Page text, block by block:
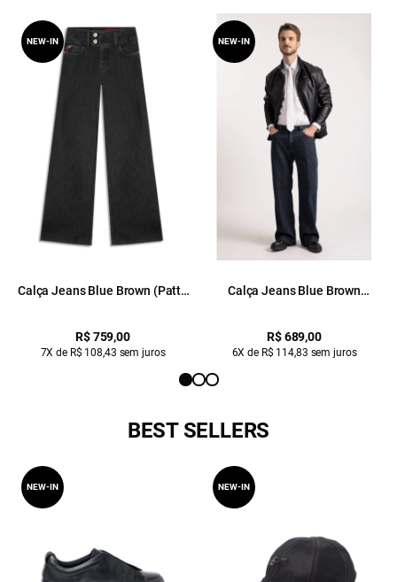
Calça Jeans Blue Brown (Patte
R$ 759,00
7X de R$ 108,43 sem juros
NEW-IN
Calça Jeans Blue Brown
R$ 689,00
6X de R$ 114,83 sem juros
NEW-IN
BEST SELLERS
NEW-IN NEW-IN